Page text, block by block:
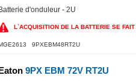
Batterie d'onduleur - 2U
L`ACQUISITION DE LA BATTERIE SE FAIT
9PXEBM48RT2U
9PX EBM 72V RT2U